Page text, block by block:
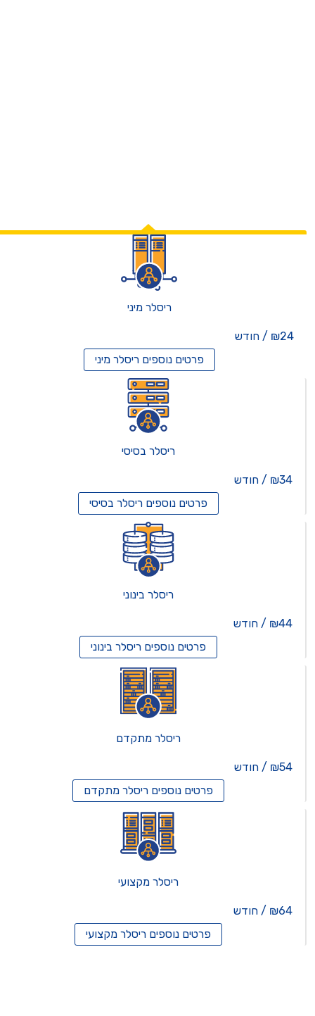
ריסלר מיני
₪24 / חודש
פרטים נוספיםריסלר מיני
ריסלר בסיסי
₪34 / חודש
פרטים נוספיםריסלר בסיסי
ריסלר בינוני
₪44 / חודש
פרטים נוספיםריסלר בינוני
ריסלר מתקדם
₪54 / חודש
פרטים נוספיםריסלר מתקדם
ריסלר מקצועי
₪64 / חודש
פרטים נוספיםריסלר מקצועי